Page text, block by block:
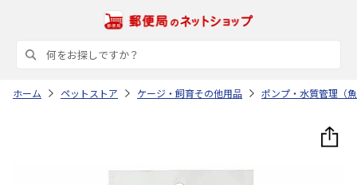
ホーム ペットストア ケージ・飼育その他用品 ポンプ・水質管理（